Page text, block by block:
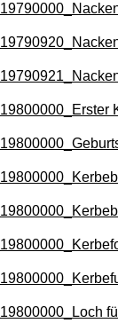
19800000_Erster
19800000_Loch